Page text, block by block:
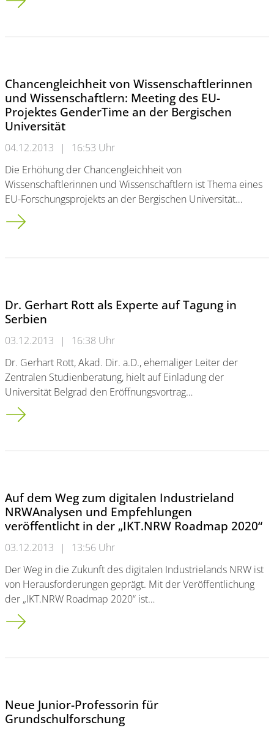
Chancengleichheit von Wissenschaftlerinnen
und Wissenschaftlern: Meeting des EU-
Projektes GenderTime an der Bergischen
Universität
04.12.2013 |
16:53 Uhr
Die Erhöhung der Chancengleichheit von
Wissenschaftlerinnen und Wissenschaftlern ist Thema eines
EU-Forschungsprojekts an der Bergischen Universität…
Chancengleichheit von Wissenschaftlerinnen und
Dr. Gerhart Rott als Experte auf Tagung in
Serbien
03.12.2013 |
16:38 Uhr
Dr. Gerhart Rott, Akad. Dir. a.D., ehemaliger Leiter der
Zentralen Studienberatung, hielt auf Einladung der
Universität Belgrad den Eröffnungsvortrag…
Dr. Gerhart Rott als Experte auf Tagung in Serbien
Auf dem Weg zum digitalen Industrieland
NRWAnalysen und Empfehlungen
veröffentlicht in der „IKT.NRW Roadmap 2020“
03.12.2013 |
13:56 Uhr
Der Weg in die Zukunft des digitalen Industrielands NRW ist
von Herausforderungen geprägt. Mit der Veröffentlichung
der „IKT.NRW Roadmap 2020“ ist…
Auf dem Weg zum digitalen Industrieland NRW<br/
Neue Junior-Professorin für
Grundschulforschung